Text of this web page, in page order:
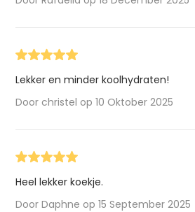
Lekker en minder koolhydraten!
Door christel op 10 Oktober 2025
Heel lekker koekje.
Door Daphne op 15 September 2025